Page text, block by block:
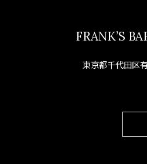
FRANK’S
東京都千代田区